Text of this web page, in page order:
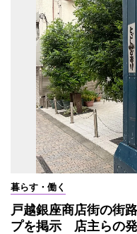
暮らす・働く
戸越銀座商店街の街
プを掲示 店主らの